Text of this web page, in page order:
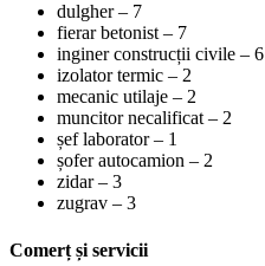
dulgher – 7
fierar betonist – 7
inginer construcții civile – 6
izolator termic – 2
mecanic utilaje – 2
muncitor necalificat – 2
șef laborator – 1
șofer autocamion – 2
zidar – 3
zugrav – 3
Comerț și servicii